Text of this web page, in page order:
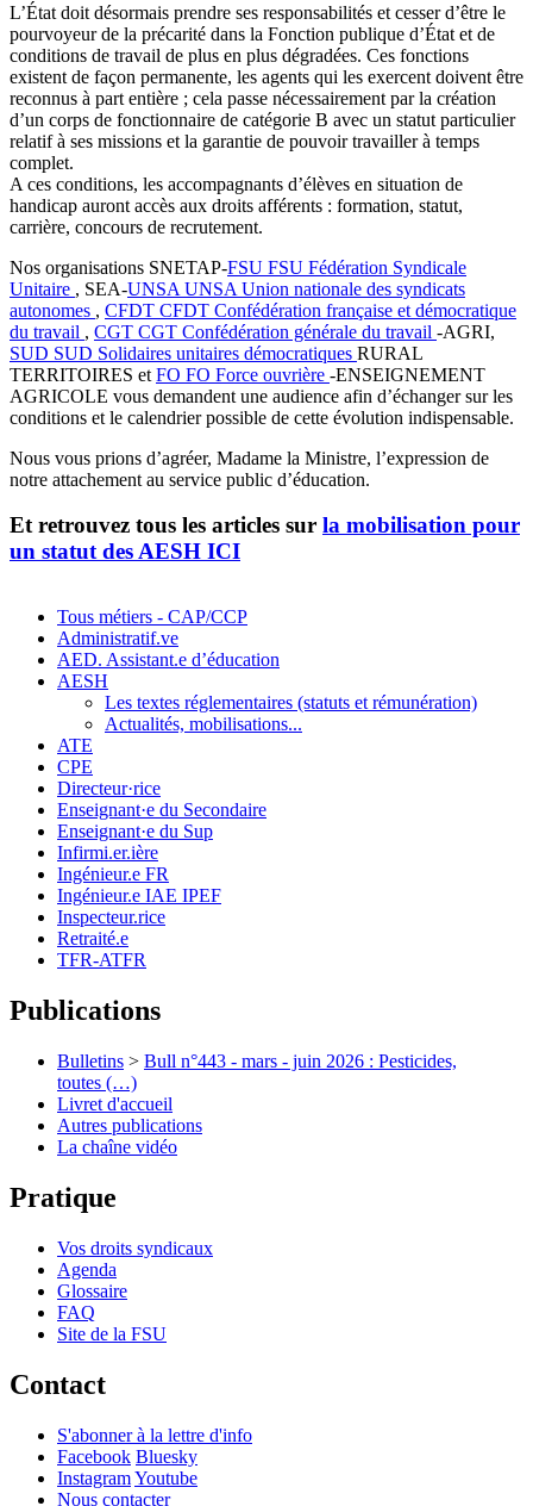
L’État doit désormais prendre ses responsabilités et cesser d’être le
pourvoyeur de la précarité dans la Fonction publique d’État et de
conditions de travail de plus en plus dégradées. Ces fonctions
existent de façon permanente, les agents qui les exercent doivent être
reconnus à part entière ; cela passe nécessairement par la création
d’un corps de fonctionnaire de catégorie B avec un statut particulier
relatif à ses missions et la garantie de pouvoir travailler à temps
complet.
A ces conditions, les accompagnants d’élèves en situation de
handicap auront accès aux droits afférents : formation, statut,
carrière, concours de recrutement.
Nos organisations SNETAP-FSU FSU Fédération Syndicale
Unitaire , SEA-UNSA UNSA Union nationale des syndicats
autonomes , CFDT CFDT Confédération française et démocratique
du travail , CGT CGT Confédération générale du travail -AGRI,
SUD SUD Solidaires unitaires démocratiques RURAL
TERRITOIRES et FO FO Force ouvrière -ENSEIGNEMENT
AGRICOLE vous demandent une audience afin d’échanger sur les
conditions et le calendrier possible de cette évolution indispensable.
Nous vous prions d’agréer, Madame la Ministre, l’expression de
notre attachement au service public d’éducation.
Et retrouvez tous les articles sur la mobilisation pour
un statut des AESH ICI
Tous métiers - CAP/CCP
Administratif.ve
AED. Assistant.e d’éducation
AESH
Les textes réglementaires (statuts et rémunération)
Actualités, mobilisations...
ATE
CPE
Directeur·rice
Enseignant·e du Secondaire
Enseignant·e du Sup
Infirmi.er.ière
Ingénieur.e FR
Ingénieur.e IAE IPEF
Inspecteur.rice
Retraité.e
TFR-ATFR
Publications
Bulletins > Bull n°443 - mars - juin 2026 : Pesticides,
toutes (…)
Livret d'accueil
Autres publications
La chaîne vidéo
Pratique
Vos droits syndicaux
Agenda
Glossaire
FAQ
Site de la FSU
Contact
S'abonner à la lettre d'info
Facebook Bluesky
InstagramYoutube
Nous contacter